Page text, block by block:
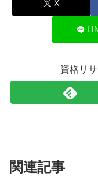
X
資格リ
関連記事